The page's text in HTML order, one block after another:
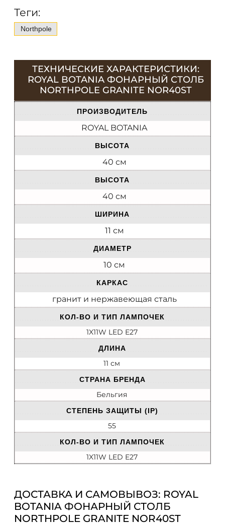
Теги:
Northpole
ТЕХНИЧЕСКИЕ ХАРАКТЕРИСТИКИ:
ROYAL BOTANIA ФОНАРНЫЙ СТОЛБ
NORTHPOLE GRANITE NOR40ST
ПРОИЗВОДИТЕЛЬ
ROYAL BOTANIA
ВЫСОТА
40 см
ВЫСОТА
40 см
ШИРИНА
11 см
ДИАМЕТР
10 см
КАРКАС
гранит и нержавеющая сталь
КОЛ-ВО И ТИП ЛАМПОЧЕК
1X11W LED E27
ДЛИНА
11 см
СТРАНА БРЕНДА
Бельгия
СТЕПЕНЬ ЗАЩИТЫ (IP)
55
КОЛ-ВО И ТИП ЛАМПОЧЕК
1X11W LED E27
ДОСТАВКА И САМОВЫВОЗ: ROYAL
BOTANIA ФОНАРНЫЙ СТОЛБ
NORTHPOLE GRANITE NOR40ST